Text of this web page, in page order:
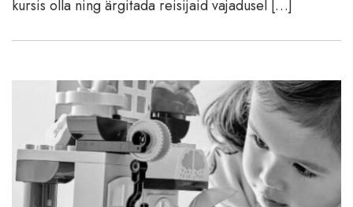
kursis olla ning ärgitada reisijaid vajadusel […]